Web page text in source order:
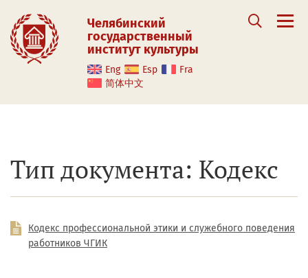
Челябинский
государственный
институт культуры
Eng Esp
Fra
简体中文
Тип документа: Кодекс
Кодекс профессиональной этики и служебного поведения
работников ЧГИК